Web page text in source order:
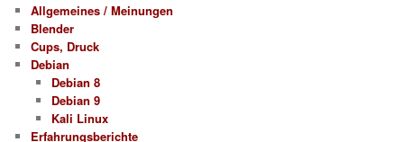
Allgemeines / Meinungen
Blender
Cups, Druck
Debian
Debian 8
Debian 9
Kali Linux
Erfahrungsberichte